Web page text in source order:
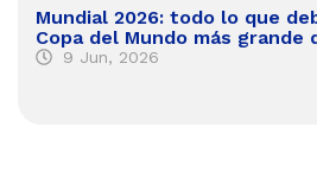
Mundial 2026: todo lo que
Copa del Mundo más grande
9 Jun, 2026